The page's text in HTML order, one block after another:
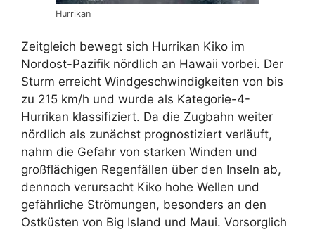
Hurrikan
Zeitgleich bewegt sich Hurrikan Kiko im
Nordost-Pazifik nördlich an Hawaii vorbei. Der
Sturm erreicht Windgeschwindigkeiten von bis
zu 215 km/h und wurde als Kategorie-4-
Hurrikan klassifiziert. Da die Zugbahn weiter
nördlich als zunächst prognostiziert verläuft,
nahm die Gefahr von starken Winden und
großflächigen Regenfällen über den Inseln ab,
dennoch verursacht Kiko hohe Wellen und
gefährliche Strömungen, besonders an den
Ostküsten von Big Island und Maui. Vorsorglich